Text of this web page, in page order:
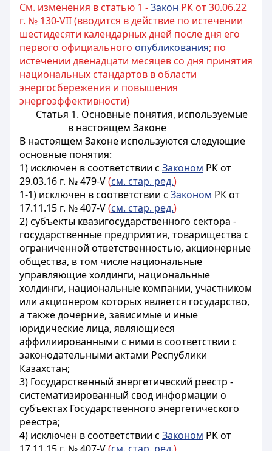
См. изменения в статью 1 -Закон РК от 30.06.22
г. № 130-VII (вводится в действие по истечении
шестидесяти календарных дней после дня его
первого официального опубликования; по
истечении двенадцати месяцев со дня принятия
национальных стандартов в области
энергосбережения и повышения
энергоэффективности)
Статья 1. Основные понятия, используемые
в настоящем Законе
В настоящем Законе используются следующие
основные понятия:
1) исключен в соответствии с Законом РК от
29.03.16 г. № 479-V(см. стар. ред.)
1-1) исключен в соответствии с Законом РК от
17.11.15 г. № 407-V(см. стар. ред.)
2) субъекты квазигосударственного сектора -
государственные предприятия, товарищества с
ограниченной ответственностью, акционерные
общества, в том числе национальные
управляющие холдинги, национальные
холдинги, национальные компании, участником
или акционером которых является государство,
а также дочерние, зависимые и иные
юридические лица, являющиеся
аффилиированными с ними в соответствии с
законодательными актами Республики
Казахстан;
3) Государственный энергетический реестр -
систематизированный свод информации о
субъектах Государственного энергетического
реестра;
4) исключен в соответствии с Законом РК от